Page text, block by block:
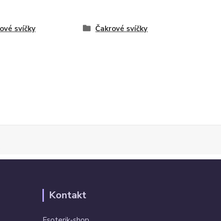
svíčky Čakrové svíčky
Kontakt